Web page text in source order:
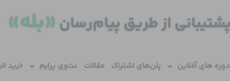
دوره های آفلاین پلن‌های اشتراک مقالات نت‌وی پرایم خرید